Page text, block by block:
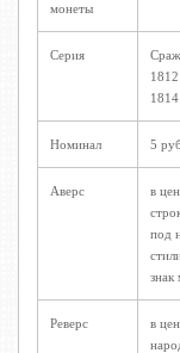
монеты
Серия
Номинал 5
Аверс
в
под
знак
Реверс
в